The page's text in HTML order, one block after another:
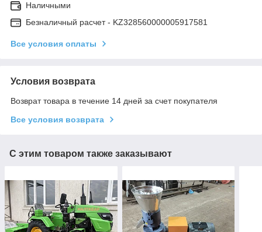
Наличными
Безналичный расчет - KZ328560000005917581
Все условия оплаты
Условия возврата
Возврат товара в течение 14 дней за счет покупателя
Все условия возврата
С этим товаром также заказывают